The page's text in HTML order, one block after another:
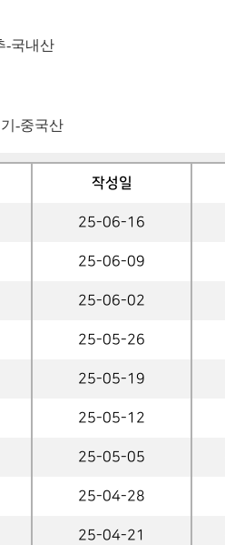
-국내산
-중국산
작성일
25-06-16
25-06-09
25-06-02
25-05-26
25-05-19
25-05-12
25-05-05
25-04-28
25-04-21